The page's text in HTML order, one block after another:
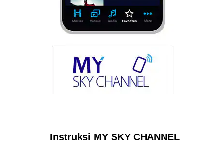
Instruksi MY SKY CHANNEL